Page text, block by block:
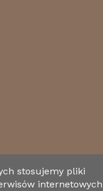
stosujemy pliki
internetowych